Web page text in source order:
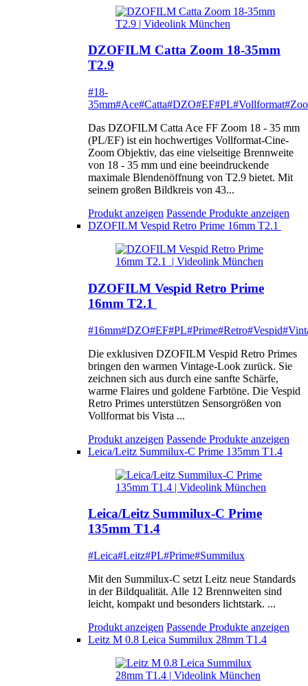
DZOFILM Catta Zoom 18-35mm
T2.9
#18-
35mm#Ace#Catta#DZO#EF#PL#Vollformat
Das DZOFILM Catta Ace FF Zoom 18 - 35 mm
(PL/EF) ist ein hochwertiges Vollformat-Cine-
Zoom Objektiv, das eine vielseitige Brennweite
von 18 - 35 mm und eine beeindruckende
maximale Blendenöffnung von T2.9 bietet. Mit
seinem großen Bildkreis von 43...
Produkt anzeigen Passende Produkte anzeigen
DZOFILM Vespid Retro Prime 16mm T2.1
DZOFILM Vespid Retro Prime
16mm T2.1
#16mm#DZO#EF#PL#Prime#Retro#Vespid
Die exklusiven DZOFILM Vespid Retro Primes
bringen den warmen Vintage-Look zurück. Sie
zeichnen sich aus durch eine sanfte Schärfe,
warme Flaires und goldene Farbtöne. Die Vespid
Retro Primes unterstützen Sensorgrößen von
Vollformat bis Vista ...
Produkt anzeigen Passende Produkte anzeigen
Leica/Leitz Summilux-C Prime 135mm T1.4
Leica/Leitz Summilux-C Prime
135mm T1.4
#Leica#Leitz#PL#Prime#Summilux
Mit den Summilux-C setzt Leitz neue Standards
in der Bildqualität. Alle 12 Brennweiten sind
leicht, kompakt und besonders lichtstark. ...
Produkt anzeigen Passende Produkte anzeigen
Leitz M 0.8 Leica Summilux 28mm T1.4